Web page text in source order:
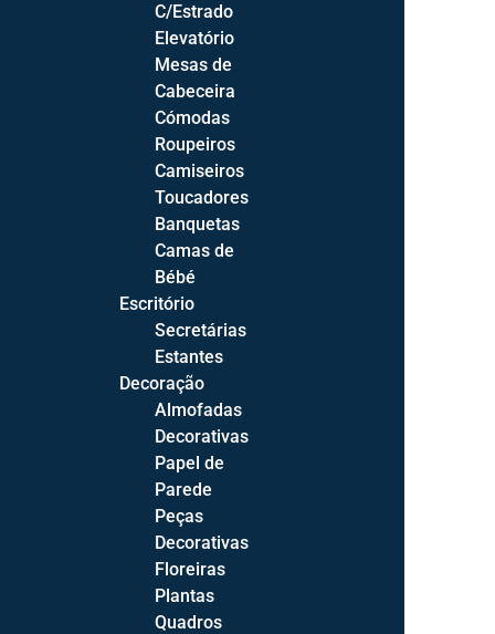
Com Arrumação
Relaxes Elétricos
Sala de Estar
Cadeirões
Bases TV
Licoreiros
Prateleiras
Mesas de Centro
Sala de Jantar
Cadeiras
Aparadores
Cristaleiras
Mesas de Jantar
Mesas de Jantar Fixas
Mesas de Jantar Extensíveis
C/Estrado
Elevatório
Mesas de
Cabeceira
Cómodas
Roupeiros
Camiseiros
Toucadores
Banquetas
Camas de
Bébé
Escritório
Secretárias
Estantes
Decoração
Almofadas
Decorativas
Papel de
Parede
Peças
Decorativas
Floreiras
Plantas
Quadros